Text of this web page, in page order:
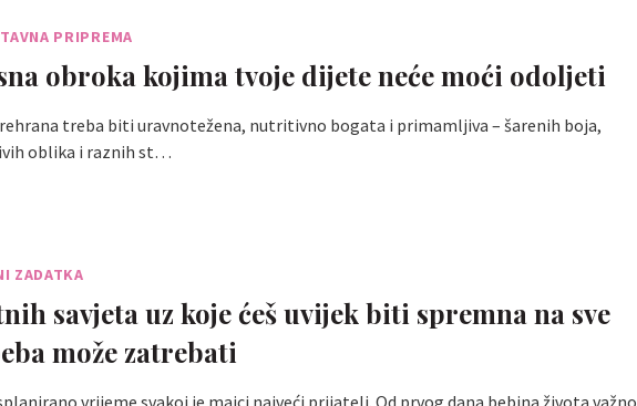
PRIPREMA
obroka kojima tvoje dijete neće moći odoljeti
treba biti uravnotežena, nutritivno bogata i primamljiva – šarenih boja,
oblika i raznih st…
ZADATKA
savjeta uz koje ćeš uvijek biti spremna na sve
može zatrebati
vrijeme svakoj je majci najveći prijatelj. Od prvog dana bebina života važno